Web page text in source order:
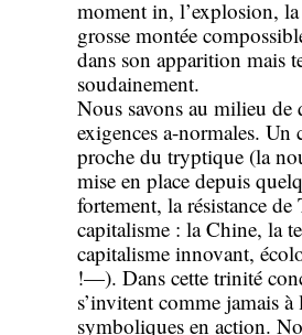
moment in, l’explosion,
grosse montée
dans son apparition mais
soudainement.
Nous savons au milieu de
exigences a-normales.
proche du tryptique (la
mise en place depuis
fortement, la résistance
capitalisme : la Chine, la
capitalisme innovant,
!—). Dans cette trinité
s’invitent comme jamais
symboliques en action.